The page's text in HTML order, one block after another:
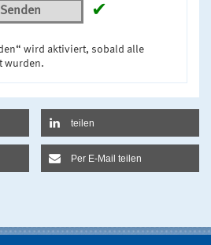
Senden ✔
wird aktiviert, sobald alle
wurden.
teilen
Per E-Mail teilen